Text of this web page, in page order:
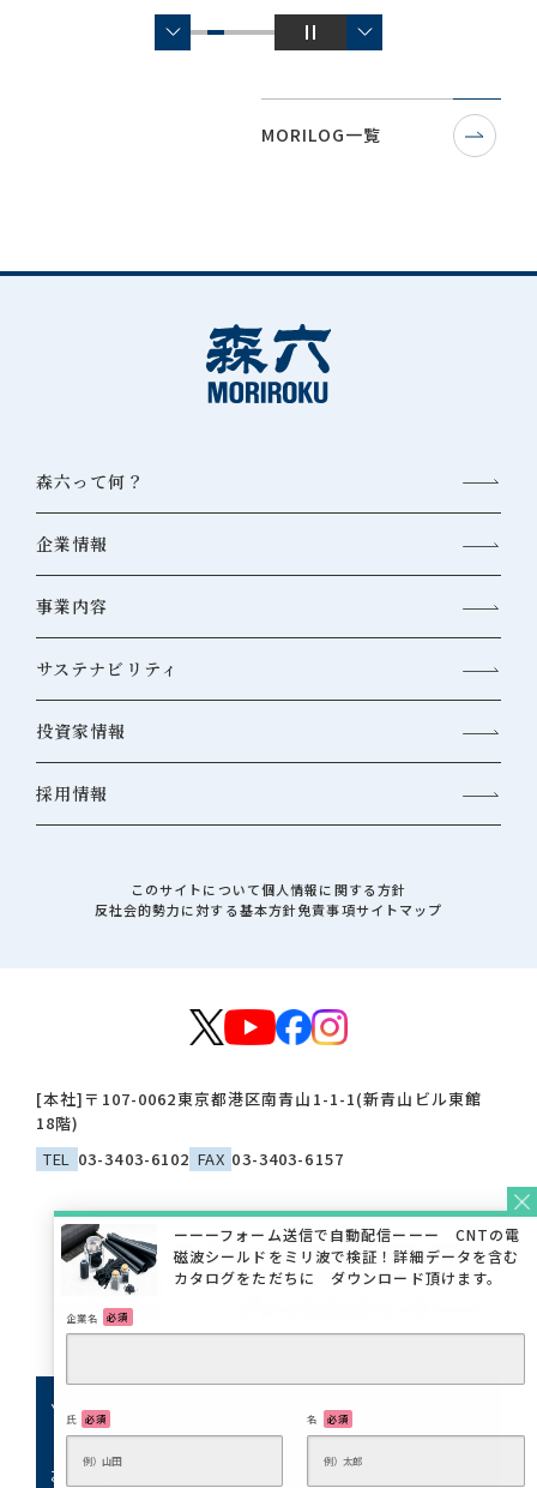
企業名 必須
氏 必須 名 必須
MORILOG一覧
[本社] 〒107-0062東京都港区南青山1-1-1(新青山ビル東館
18階)
TEL
03-3403-6102 FAX 03-3403-6157
ソーシャルメディア一覧
お問い合わせ一覧
森六って何？
企業情報
事業内容
サステナビリティ
投資家情報
採用情報
このサイトについて個人情報に関する方針
反社会的勢力に対する基本方針免責事項サイトマップ